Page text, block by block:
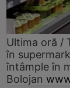
Ultima oră /
în
întâmple în
Bolojan